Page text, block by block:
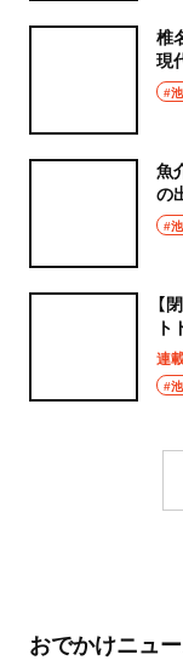
椎
現
#
魚
の
メ
#
【
ト
連
#
おでかけニュ